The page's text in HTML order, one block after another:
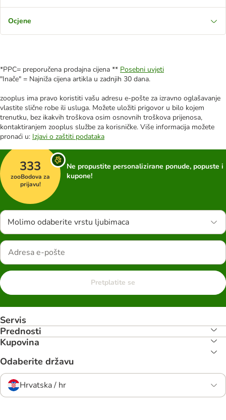
Ocjene
*PPC= preporučena prodajna cijena ** Posebni uvjeti
"Inače" = Najniža cijena artikla u zadnjih 30 dana.
zooplus ima pravo koristiti vašu adresu e-pošte za izravno oglašavanje
vlastite slične robe ili usluga. Možete uložiti prigovor u bilo kojem
trenutku, bez ikakvih troškova osim osnovnih troškova prijenosa,
kontaktiranjem zooplus službe za korisničke. Više informacija možete
pronaći u: Izjavi o zaštiti podataka
333
zooBodova za
prijavu!
Ne propustite personalizirane ponude, popuste i
kupone!
Molimo odaberite vrstu ljubimaca
Pretplatite se
Servis
Prednosti
Kupovina
Odaberite državu
Hrvatska / hr